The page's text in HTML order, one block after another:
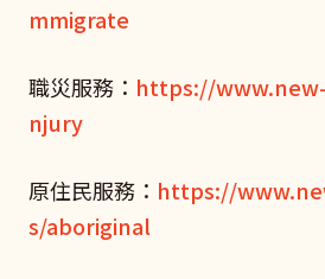
mmigrate
職災服務： https://
njury
原住民服務： https://
s/aboriginal